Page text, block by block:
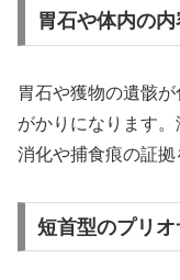
胃石や体内の
胃石や獲物の遺骸
がかりになります。
消化や捕食痕の証拠
短首型のプリ